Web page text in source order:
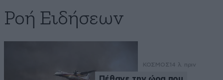
Ροή Ειδήσεων
ΚΟΣΜΟΣ 14 λ. πριν